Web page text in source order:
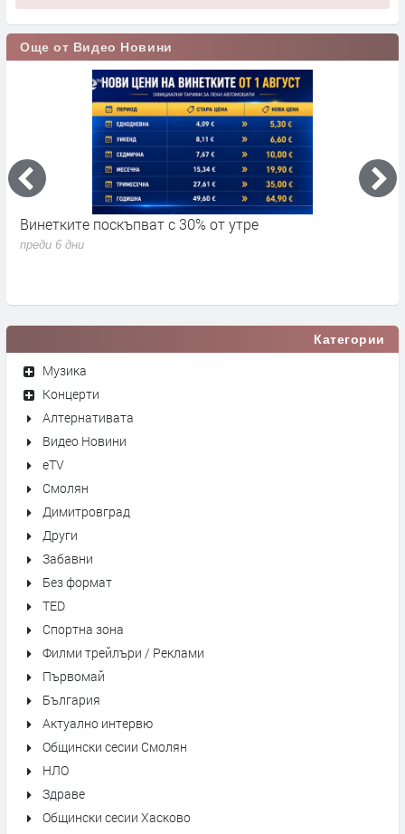
Още от Видео Новини
Винетките поскъпват с 30% от утре
преди 6 дни
Категории
Музика
Концерти
Алтернативата
Видео Новини
eTV
Смолян
Димитровград
Други
Забавни
Без формат
TED
Спортна зона
Филми трейлъри / Реклами
Първомай
България
Актуално интервю
Общински сесии Смолян
НЛО
Здраве
Общински сесии Хасково